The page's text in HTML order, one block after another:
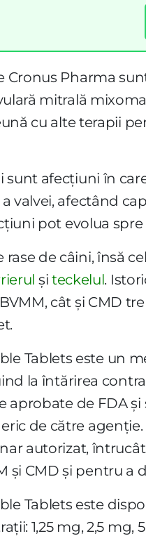
Cronus Pharma
mitrală
cu alte terapii
sunt afecțiuni în
valvei, afectând
pot evolua spre
rase de câini, însă
și teckelul.
cât și CMD
Tablets este un
la întărirea
aprobate de FDA
de către
autorizat,
și CMD și pentru
Tablets este
1,25 mg, 2,5